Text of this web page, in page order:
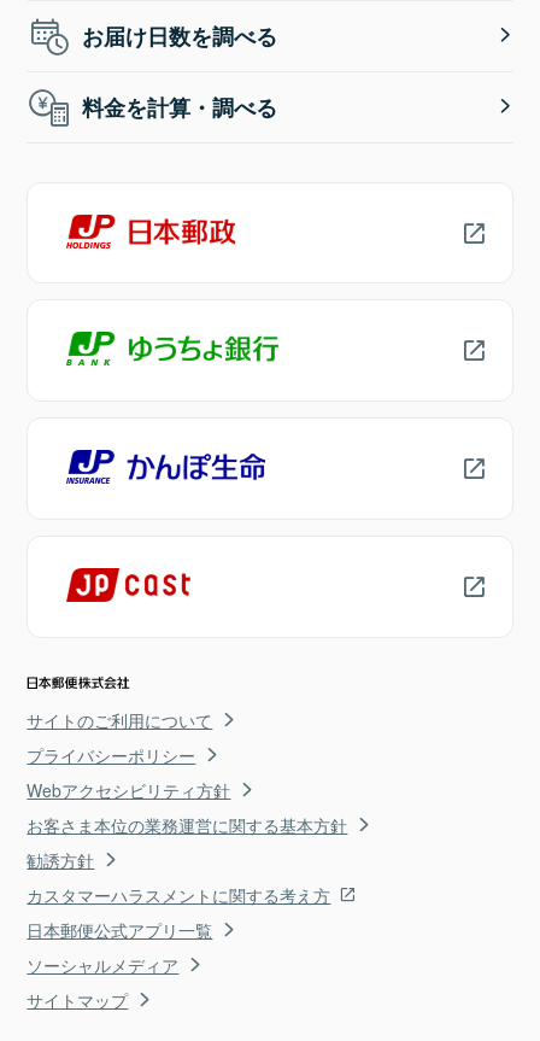
お届け日数を調べる
料金を計算・調べる
サイトのご利用について
プライバシーポリシー
Webアクセシビリティ方針
お客さま本位の業務運営に関する基本方針
勧誘方針
カスタマーハラスメントに関する考え方
日本郵便公式アプリ一覧
ソーシャルメディア
サイトマップ